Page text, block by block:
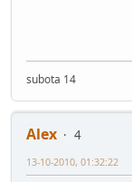
subota 14
Alex
4
13-10-2010, 01:32:22